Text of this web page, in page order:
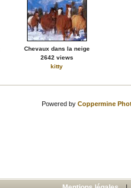
Chevaux dans la neige
2642 views
kitty
Powered by Coppermine